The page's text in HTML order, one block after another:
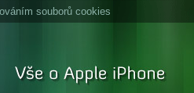
souborů cookies